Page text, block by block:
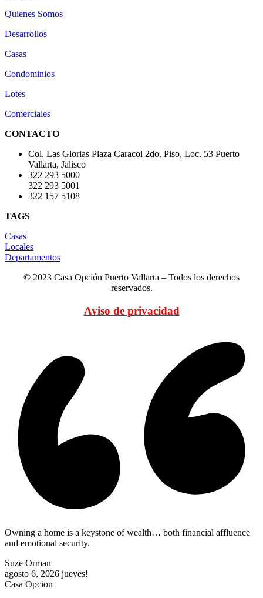
Quienes Somos
Desarrollos
Casas
Condominios
Lotes
Comerciales
CONTACTO
Col. Las Glorias Plaza Caracol 2do. Piso, Loc. 53 Puerto
Vallarta, Jalisco
322 293 5000
322 293 5001
322 157 5108
TAGS
Casas
Locales
Departamentos
© 2023 Casa Opción Puerto Vallarta – Todos los derechos
reservados.
Aviso de privacidad
Owning a home is a keystone of wealth… both financial affluence
and emotional security.
Suze Orman
agosto 6, 2026 jueves!
Casa Opcion